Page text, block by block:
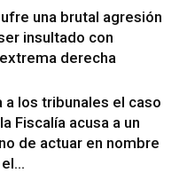
una brutal agresión
insultado con
derecha
a los tribunales el caso
Fiscalía acusa a un
de actuar en nombre